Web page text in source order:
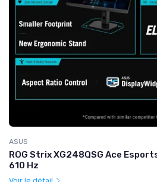
ASUS
ROG Strix XG248QSG Ace
610 Hz